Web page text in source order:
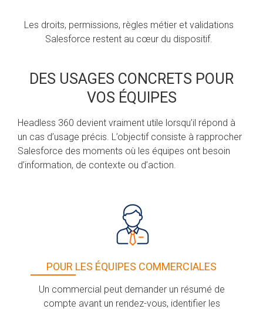
Les droits, permissions, règles métier et validations
Salesforce restent au cœur du dispositif.
DES USAGES CONCRETS POUR
VOS ÉQUIPES
Headless 360 devient vraiment utile lorsqu’il répond à
un cas d’usage précis. L’objectif consiste à rapprocher
Salesforce des moments où les équipes ont besoin
d’information, de contexte ou d’action.
POUR LES ÉQUIPES COMMERCIALES
Un commercial peut demander un résumé de
compte avant un rendez-vous, identifier les